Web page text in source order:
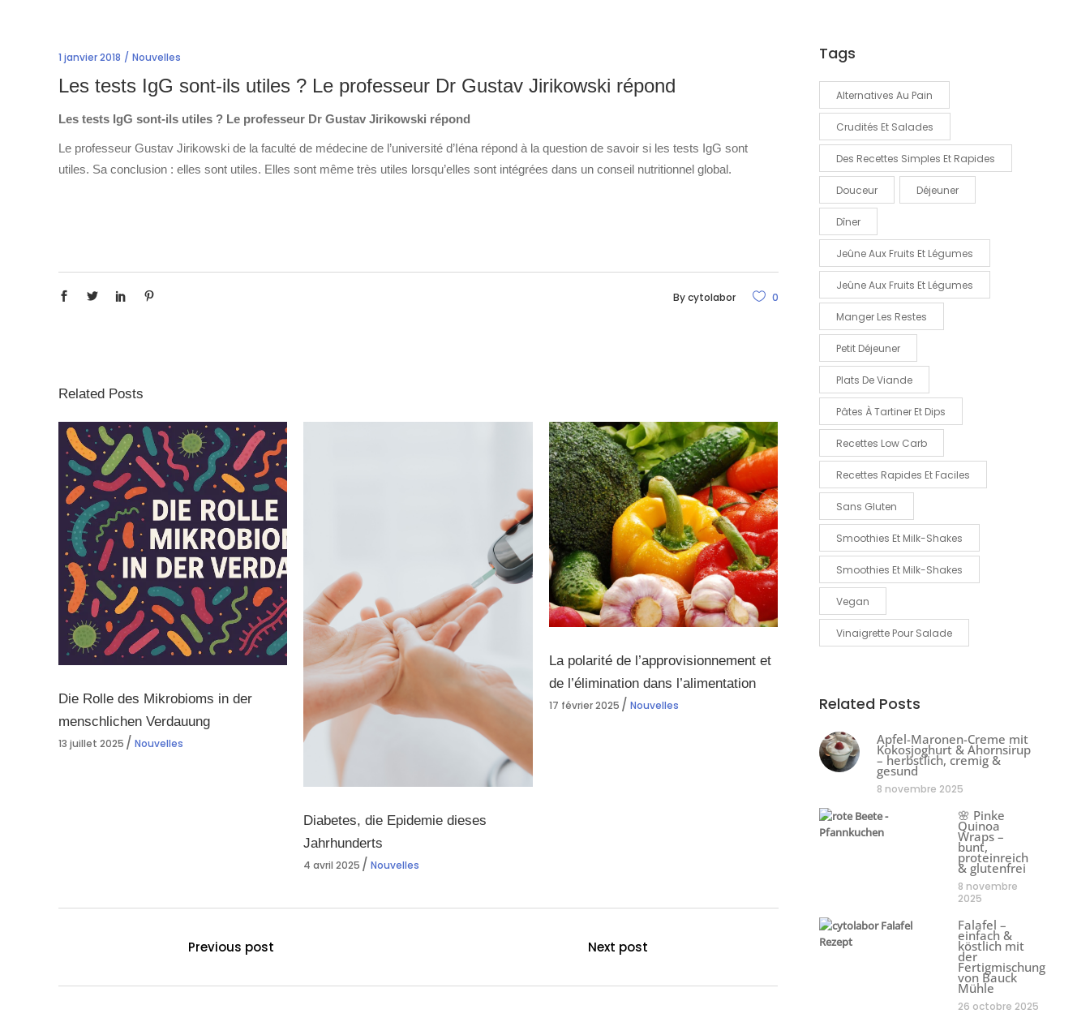
1 janvier 2018 Nouvelles
Les tests IgG sont-ils utiles ? Le professeur Dr Gustav Jirikowski répond
Les tests IgG sont-ils utiles ? Le professeur Dr Gustav Jirikowski répond
Le professeur Gustav Jirikowski de la faculté de médecine de l’université d’Iéna répond à la question de savoir si les tests IgG sont
utiles. Sa conclusion : elles sont utiles. Elles sont même très utiles lorsqu’elles sont intégrées dans un conseil nutritionnel global.
Bycytolabor 0
Related Posts
Die Rolle des Mikrobioms in der
menschlichen Verdauung
13 juillet 2025 Nouvelles
Diabetes, die Epidemie dieses
Jahrhunderts
4 avril 2025 Nouvelles
La polarité de l’approvisionnement et
de l’élimination dans l’alimentation
17 février 2025 Nouvelles
Previous post Next post
Tags
Alternatives Au Pain
Crudités Et Salades
Des Recettes Simples Et Rapides
Douceur Déjeuner
Dîner
Jeûne Aux Fruits Et Légumes
Jeûne Aux Fruits Et Légumes
Manger Les Restes
Petit Déjeuner
Plats De Viande
Pâtes À Tartiner Et Dips
Recettes Low Carb
Recettes Rapides Et Faciles
Sans Gluten
Smoothies Et Milk-Shakes
Smoothies Et Milk-Shakes
Vegan
Vinaigrette Pour Salade
Related Posts
Apfel-Maronen-Creme mit
Kokosjoghurt & Ahornsirup
– herbstlich, cremig &
gesund
8 novembre 2025
🌸 Pinke
Quinoa
Wraps –
bunt,
proteinreich
& glutenfrei
8 novembre
2025
Falafel –
einfach &
köstlich mit
der
Fertigmischung
von Bauck
Mühle
26 octobre 2025